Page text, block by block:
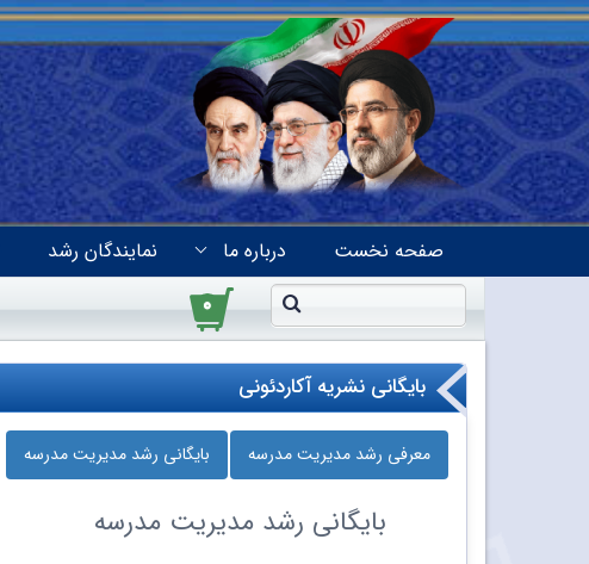
صفحه نخست درباره ما نمایندگان رشد
۰
بایگانی نشریه آکاردئونی
معرفی رشد مدیریت مدرسه بایگانی رشد مدیریت مدرسه
بایگانی رشد مدیریت مدرسه